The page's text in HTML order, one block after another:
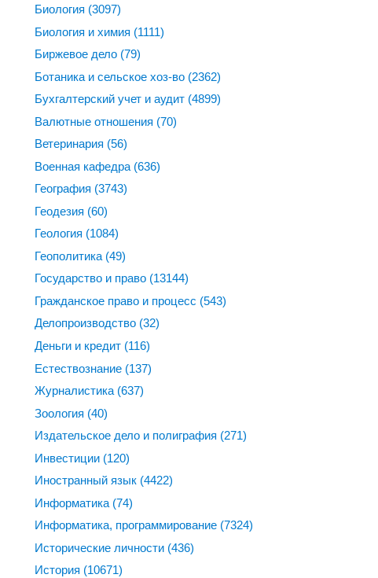
Биология (3097)
Биология и химия (1111)
Биржевое дело (79)
Ботаника и сельское хоз-во (2362)
Бухгалтерский учет и аудит (4899)
Валютные отношения (70)
Ветеринария (56)
Военная кафедра (636)
География (3743)
Геодезия (60)
Геология (1084)
Геополитика (49)
Государство и право (13144)
Гражданское право и процесс (543)
Делопроизводство (32)
Деньги и кредит (116)
Естествознание (137)
Журналистика (637)
Зоология (40)
Издательское дело и полиграфия (271)
Инвестиции (120)
Иностранный язык (4422)
Информатика (74)
Информатика, программирование (7324)
Исторические личности (436)
История (10671)